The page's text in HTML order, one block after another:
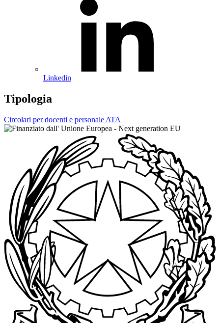
Linkedin
Tipologia
Circolari per docenti e personale ATA